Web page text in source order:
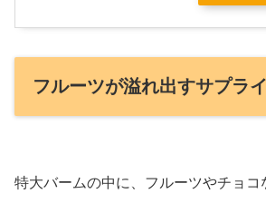
フルーツが溢れ出すサプラ
特大バームの中に、フルーツやチョコ